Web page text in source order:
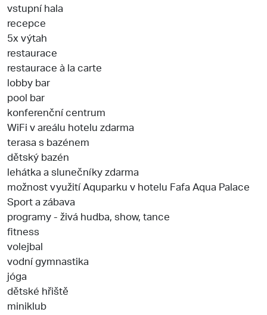
vstupní hala
recepce
5x výtah
restaurace
restaurace à la carte
lobby bar
pool bar
konferenční centrum
WiFi v areálu hotelu zdarma
terasa s bazénem
dětský bazén
lehátka a slunečníky zdarma
možnost využití Aquparku v hotelu Fafa Aqua Palace
Sport a zábava
programy - živá hudba, show, tance
fitness
volejbal
vodní gymnastika
jóga
dětské hřiště
miniklub